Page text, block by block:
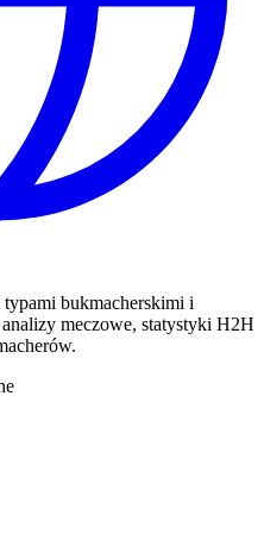
bukmacherskimi i
meczowe, statystyki H2H